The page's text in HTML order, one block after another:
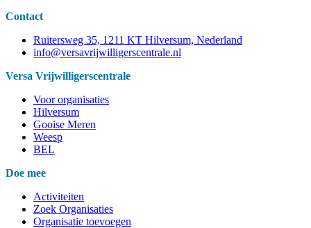
Contact
Ruitersweg 35, 1211 KT Hilversum, Nederland
info@versavrijwilligerscentrale.nl
Versa Vrijwilligerscentrale
Voor organisaties
Hilversum
Gooise Meren
Weesp
BEL
Doe mee
Activiteiten
Zoek Organisaties
Organisatie toevoegen